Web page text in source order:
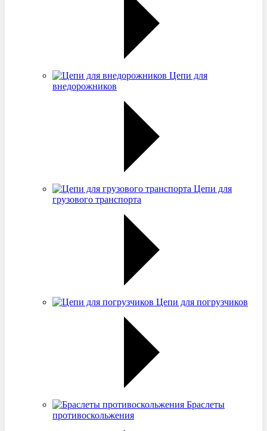
Цепи для
внедорожников
Цепи для
грузового транспорта
Цепи для погрузчиков
Браслеты
противоскольжения